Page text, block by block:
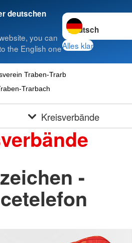
deutschen
you can
the English one
Sprache wechseln
Alles klar
Trarbach
Traben-Trarbach Eifel-Mosel-
Kreisverbände
-